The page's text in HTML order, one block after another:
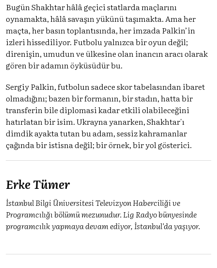
Bugün Shakhtar hâlâ geçici statlarda maçlarını
oynamakta, hâlâ savaşın yükünü taşımakta. Ama her
maçta, her basın toplantısında, her imzada Palkin’in
izleri hissediliyor. Futbolu yalnızca bir oyun değil;
direnişin, umudun ve ülkesine olan inancın aracı olarak
gören bir adamın öyküsüdür bu.
Sergiy Palkin, futbolun sadece skor tabelasından ibaret
olmadığını; bazen bir formanın, bir stadın, hatta bir
transferin bile diplomasi kadar etkili olabileceğini
hatırlatan bir isim. Ukrayna yanarken, Shakhtar'ı
dimdik ayakta tutan bu adam, sessiz kahramanlar
çağında bir istisna değil; bir örnek, bir yol gösterici.
Erke Tümer
İstanbul Bilgi Üniversitesi Televizyon Haberciliği ve
Programcılığı bölümü mezunudur. Lig Radyo bünyesinde
programcılık yapmaya devam ediyor, İstanbul'da yaşıyor.